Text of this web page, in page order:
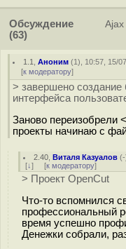
Обсуждение
(63)
Ajax
1.1 ,Аноним (1), 10:57, 15/
[к модератору]
> завершено создание
интерфейса
Заново переизобрели
проекты начинаю с
2.40 ,Виталя Казуалов (-
[↓] [к модератору]
> Проект OpenCut
Что-то вспомнился
профессиональный
время успешно
Денежки собрали,